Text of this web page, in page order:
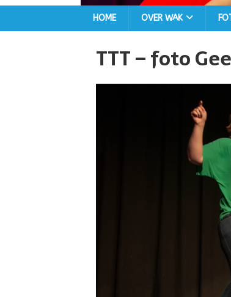
HOME OVER WAK
TTT – foto